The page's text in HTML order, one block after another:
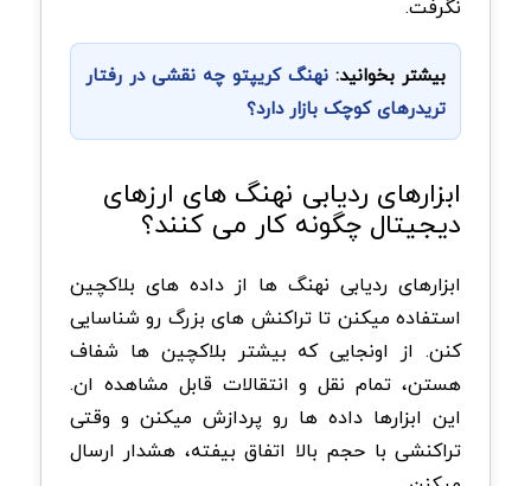
نگرفت.
بیشتر بخوانید: نهنگ کریپتو چه نقشی در رفتار
تریدرهای کوچک بازار دارد؟
ابزارهای ردیابی نهنگ های ارزهای
دیجیتال چگونه کار می کنند؟
ابزارهای ردیابی نهنگ ها از داده های بلاکچین
استفاده میکنن تا تراکنش های بزرگ رو شناسایی
کنن. از اونجایی که بیشتر بلاکچین ها شفاف
هستن، تمام نقل و انتقالات قابل مشاهده ان.
این ابزارها داده ها رو پردازش میکنن و وقتی
تراکنشی با حجم بالا اتفاق بیفته، هشدار ارسال